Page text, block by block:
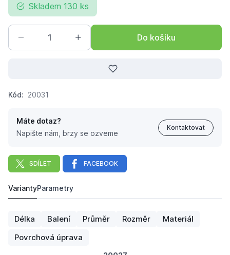
Skladem 130 ks
Do košíku
Kód: 20031
Máte dotaz?
Napište nám, brzy se ozveme
Kontaktovat
SDÍLET FACEBOOK
PODLOŽKA FILCOVÁ ČTVERCOVÁ samolepící hnědá
24, Kč
VariantyParametry
Délka Balení Průměr Rozměr
Materiál
Povrchová úprava